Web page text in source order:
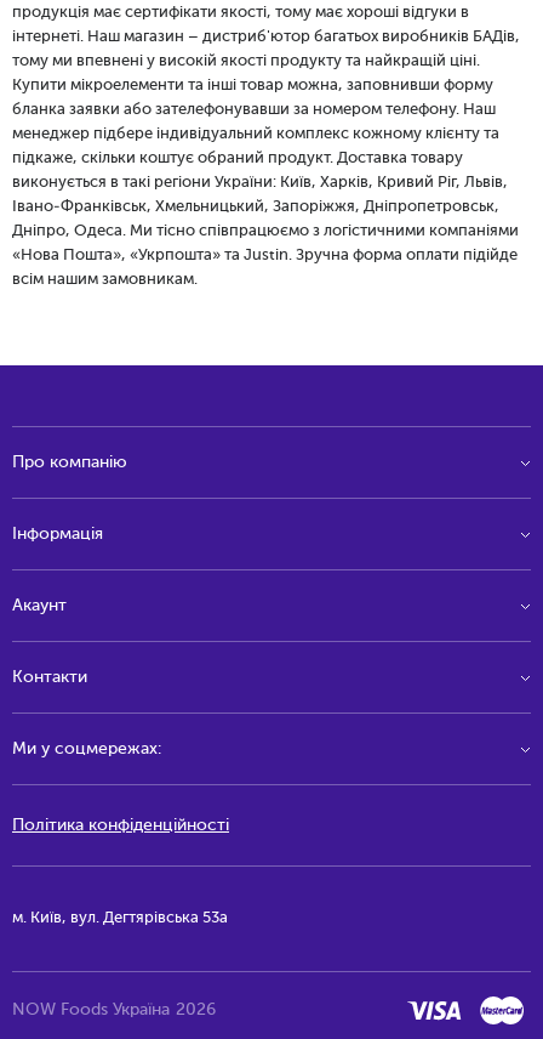
продукція має сертифікати якості, тому має хороші відгуки в
інтернеті. Наш магазин – дистриб'ютор багатьох виробників БАДів,
тому ми впевнені у високій якості продукту та найкращій ціні.
Купити мікроелементи та інші товар можна, заповнивши форму
бланка заявки або зателефонувавши за номером телефону. Наш
менеджер підбере індивідуальний комплекс кожному клієнту та
підкаже, скільки коштує обраний продукт. Доставка товару
виконується в такі регіони України: Київ, Харків, Кривий Ріг, Львів,
Івано-Франківськ, Хмельницький, Запоріжжя, Дніпропетровськ,
Дніпро, Одеса. Ми тісно співпрацюємо з логістичними компаніями
«Нова Пошта», «Укрпошта» та Justin. Зручна форма оплати підійде
всім нашим замовникам.
Про компанію
Інформація
Акаунт
Контакти
Ми у соцмережах:
Політика конфіденційності
м. Київ, вул. Дегтярівська 53а
NOW Foods Україна 2026